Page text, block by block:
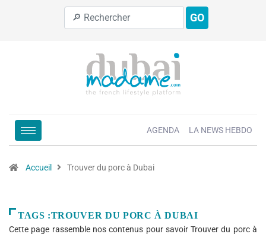
GO
AGENDA LA NEWS HEBDO
Accueil Trouver du porc à Dubai
TAGS :TROUVER DU PORC À DUBAI
Cette page rassemble nos contenus pour savoir Trouver du porc à